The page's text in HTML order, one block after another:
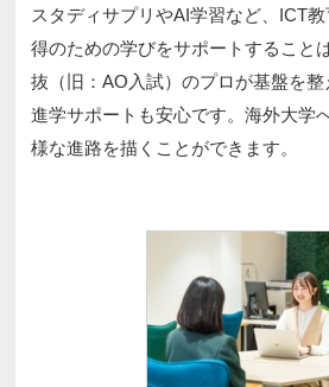
スタディサプリやAI学習など、ICT
得のための学びをサポートすること
抜（旧：AO入試）のプロが基盤を
進学サポートも安心です。海外大学
様な進路を描くことができます。